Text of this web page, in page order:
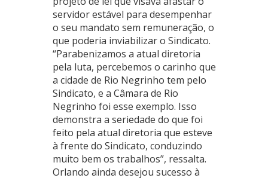
servidor estável para desempenhar
o seu mandato sem remuneração, o
que poderia inviabilizar o Sindicato.
“Parabenizamos a atual diretoria
pela luta, percebemos o carinho que
a cidade de Rio Negrinho tem pelo
Sindicato, e a Câmara de Rio
Negrinho foi esse exemplo. Isso
demonstra a seriedade do que foi
feito pela atual diretoria que esteve
à frente do Sindicato, conduzindo
muito bem os trabalhos”, ressalta.
Orlando ainda desejou sucesso à